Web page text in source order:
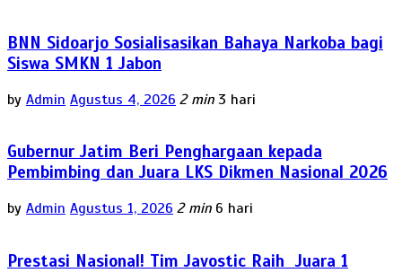
BNN Sidoarjo Sosialisasikan Bahaya Narkoba bagi
Siswa SMKN 1 Jabon
by Admin Agustus 4, 2026 2 min 3 hari
Gubernur Jatim Beri Penghargaan kepada
Pembimbing dan Juara LKS Dikmen Nasional 2026
by Admin Agustus 1, 2026 2 min 6 hari
Prestasi Nasional! Tim Javostic Raih Juara 1